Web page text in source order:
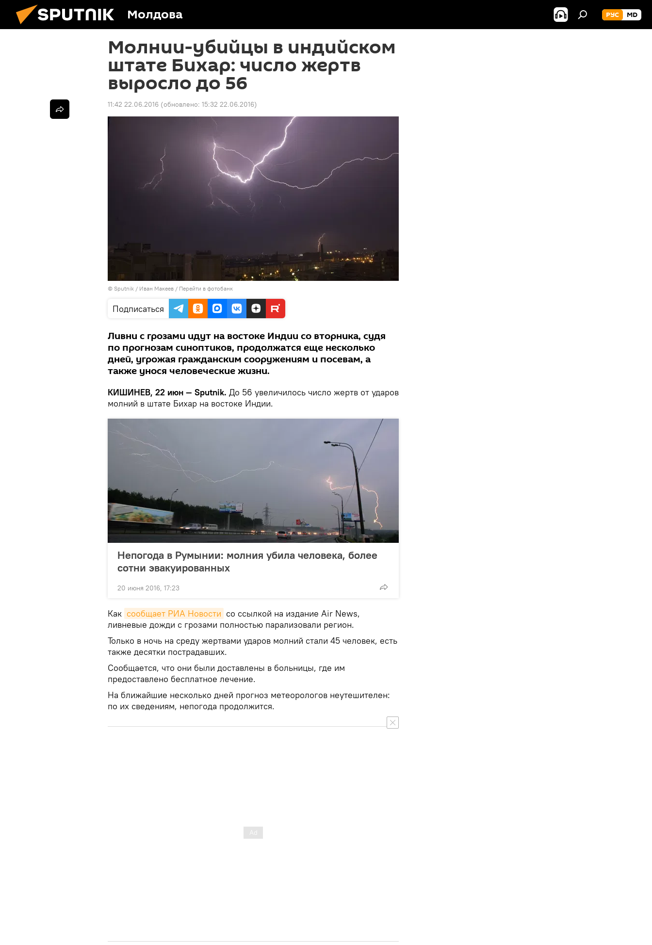
Молдова РУС MD
Молнии-убийцы в индийском
штате Бихар: число жертв
выросло до 56
11:42 22.06.2016 (обновлено: 15:32 22.06.2016)
© Sputnik / Иван Макеев / Перейти в фотобанк
Подписаться
Ливни с грозами идут на востоке Индии со вторника, судя
по прогнозам синоптиков, продолжатся еще несколько
дней, угрожая гражданским сооружениям и посевам, а
также унося человеческие жизни.
КИШИНЕВ, 22 июн — Sputnik. До 56 увеличилось число жертв от ударов
молний в штате Бихар на востоке Индии.
Непогода в Румынии: молния убила человека, более
сотни эвакуированных
20 июня 2016, 17:23
Как сообщает РИА Новости со ссылкой на издание Air News,
ливневые дожди с грозами полностью парализовали регион.
Только в ночь на среду жертвами ударов молний стали 45 человек, есть
также десятки пострадавших.
Сообщается, что они были доставлены в больницы, где им
предоставлено бесплатное лечение.
На ближайшие несколько дней прогноз метеорологов неутешителен:
по их сведениям, непогода продолжится.